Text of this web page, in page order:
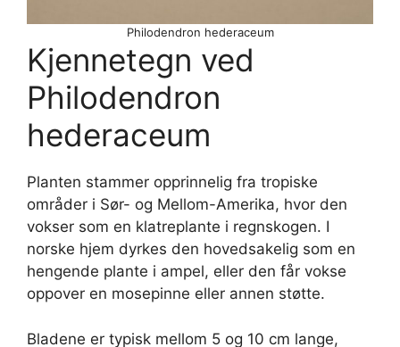
Philodendron hederaceum
Kjennetegn ved
Philodendron
hederaceum
Planten stammer opprinnelig fra tropiske
områder i Sør- og Mellom-Amerika, hvor den
vokser som en klatreplante i regnskogen. I
norske hjem dyrkes den hovedsakelig som en
hengende plante i ampel, eller den får vokse
oppover en mosepinne eller annen støtte.
Bladene er typisk mellom 5 og 10 cm lange,